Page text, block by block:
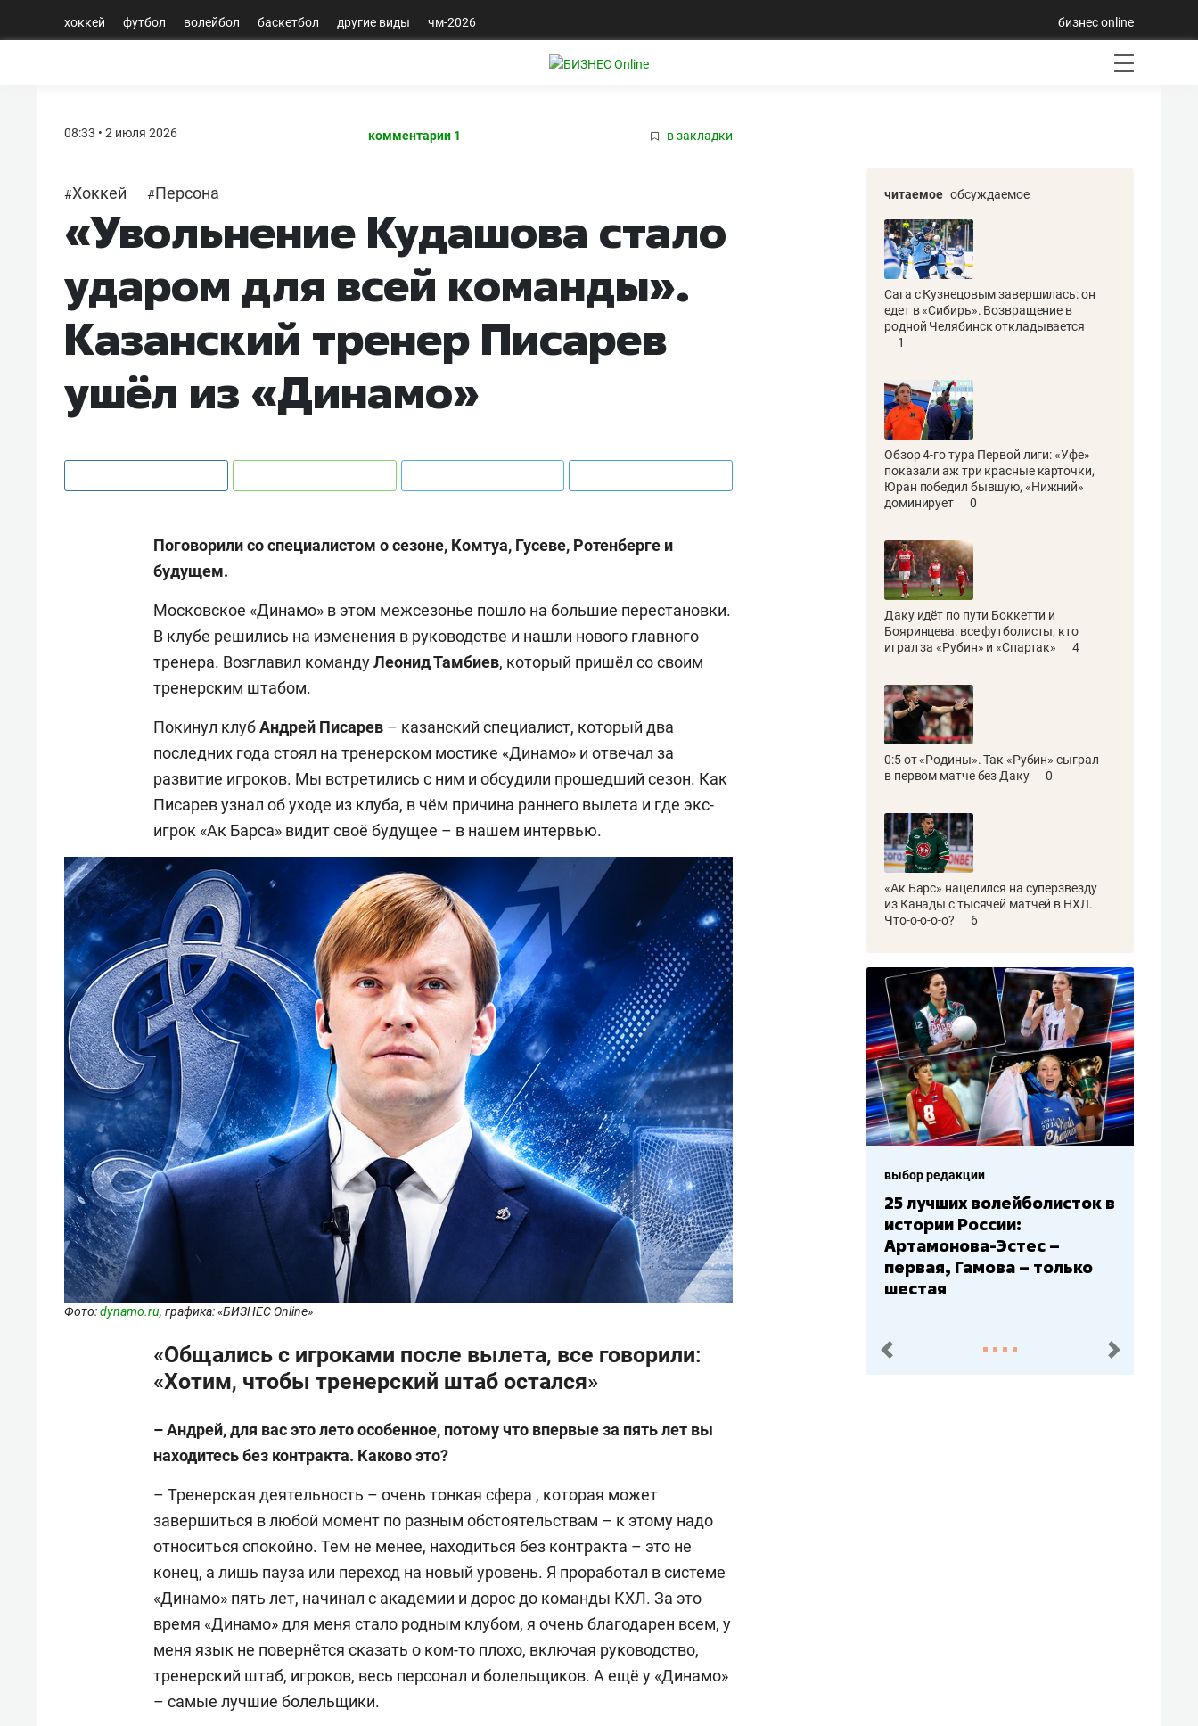
хоккей футбол волейбол баскетбол другие виды чм-2026 бизнес online
08:33 • 2 июля 2026 комментарии 1 в закладки
#Хоккей #Персона
«Увольнение Кудашова стало
ударом для всей команды».
Казанский тренер Писарев
ушёл из «Динамо»
Поговорили со специалистом о сезоне, Комтуа, Гусеве, Ротенберге и
будущем.
Московское «Динамо» в этом межсезонье пошло на большие перестановки.
В клубе решились на изменения в руководстве и нашли нового главного
тренера. Возглавил командуЛеонид Тамбиев, который пришёл со своим
тренерским штабом.
Покинул клубАндрей Писарев – казанский специалист, который два
последних года стоял на тренерском мостике «Динамо» и отвечал за
развитие игроков. Мы встретились с ним и обсудили прошедший сезон. Как
Писарев узнал об уходе из клуба, в чём причина раннего вылета и где экс-
игрок «Ак Барса» видит своё будущее – в нашем интервью.
Фото:dynamo.ru, графика: «БИЗНЕС Online»
«Общались с игроками после вылета, все говорили:
«Хотим, чтобы тренерский штаб остался»
– Андрей, для вас это лето особенное, потому что впервые за пять лет вы
находитесь без контракта. Каково это?
– Тренерская деятельность – очень тонкая сфера , которая может
завершиться в любой момент по разным обстоятельствам – к этому надо
относиться спокойно. Тем не менее, находиться без контракта – это не
конец, а лишь пауза или переход на новый уровень. Я проработал в системе
«Динамо» пять лет, начинал с академии и дорос до команды КХЛ. За это
время «Динамо» для меня стало родным клубом, я очень благодарен всем, у
меня язык не повернётся сказать о ком-то плохо, включая руководство,
тренерский штаб, игроков, весь персонал и болельщиков. А ещё у «Динамо»
– самые лучшие болельщики.
читаемое обсуждаемое
Сага с Кузнецовым завершилась: он
едет в «Сибирь». Возвращение в
родной Челябинск откладывается
1
Обзор 4-го тура Первой лиги: «Уфе»
показали аж три красные карточки,
Юран победил бывшую, «Нижний»
доминирует
0
Даку идёт по пути Боккетти и
Бояринцева: все футболисты, кто
играл за «Рубин» и «Спартак»
4
0:5 от «Родины». Так «Рубин» сыграл
в первом матче без Даку
0
«Ак Барс» нацелился на суперзвезду
из Канады с тысячей матчей в НХЛ.
Что-о-о-о-о?
6
выбор редакции
25 лучших волейболисток в
истории России:
Артамонова-Эстес –
первая, Гамова – только
шестая
пред. след.